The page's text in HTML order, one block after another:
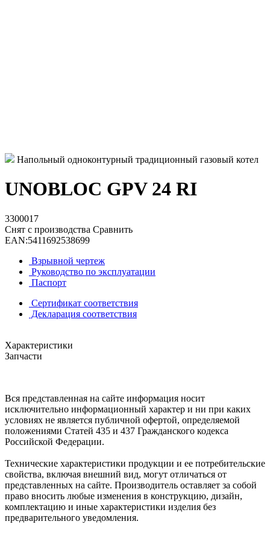
Напольный одноконтурный традиционный газовый котел
UNOBLOC GPV 24 RI
3300017
Снят с производства Сравнить
EAN:5411692538699
Взрывной чертеж
Руководство по эксплуатации
Паспорт
Сертификат соответствия
Декларация соответствия
Характеристики
Запчасти
Вся представленная на сайте информация носит
исключительно информационный характер и ни при каких
условиях не является публичной офертой, определяемой
положениями Статей 435 и 437 Гражданского кодекса
Российской Федерации.
Технические характеристики продукции и ее потребительские
свойства, включая внешний вид, могут отличаться от
представленных на сайте. Производитель оставляет за собой
право вносить любые изменения в конструкцию, дизайн,
комплектацию и иные характеристики изделия без
предварительного уведомления.